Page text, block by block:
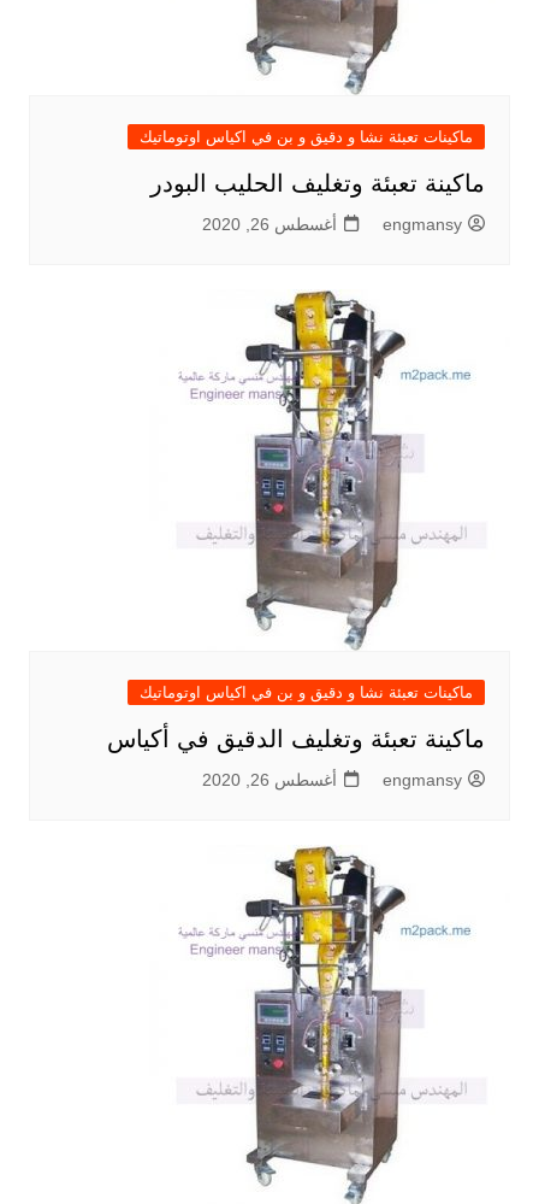
ماكينات تعبئة نشا و دقيق و بن في اكياس اوتوماتيك
ماكينة تعبئة وتغليف الحليب البودر
engmansy أغسطس 26, 2020
ماكينات تعبئة نشا و دقيق و بن في اكياس اوتوماتيك
ماكينة تعبئة وتغليف الدقيق في أكياس
engmansy أغسطس 26, 2020